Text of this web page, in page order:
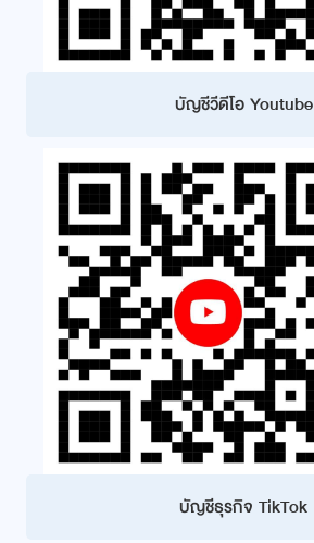
บัญชีวีดีโอ Youtube
บัญชีธุรกิจ TikTok